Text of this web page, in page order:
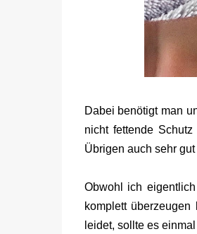
Dabei benötigt man
nicht fettende
Übrigen auch sehr
Obwohl ich
komplett
leidet, sollte es